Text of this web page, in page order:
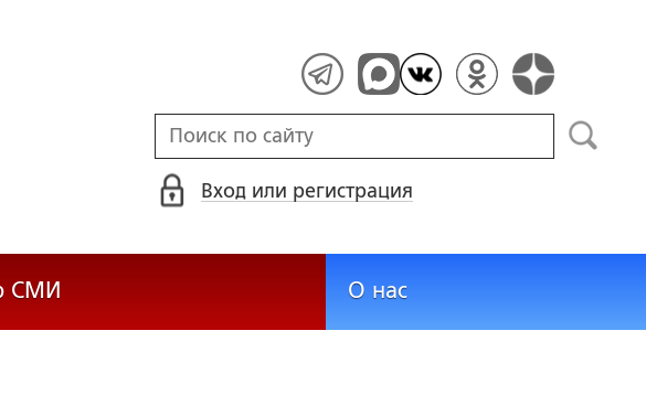
Вход или регистрация
СМИ О нас